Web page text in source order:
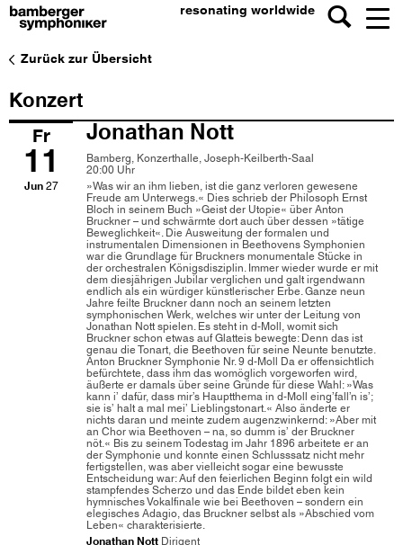
resonating worldwide
Zurück zur Übersicht
Konzert
Fr
11
Jun27
Jonathan Nott
Bamberg, Konzerthalle, Joseph-Keilberth-Saal
20:00 Uhr
»Was wir an ihm lieben, ist die ganz verloren gewesene
Freude am Unterwegs.« Dies schrieb der Philosoph Ernst
Bloch in seinem Buch »Geist der Utopie« über Anton
Bruckner – und schwärmte dort auch über dessen »tätige
Beweglichkeit«. Die Ausweitung der formalen und
instrumentalen Dimensionen in Beethovens Symphonien
war die Grundlage für Bruckners monumentale Stücke in
der orchestralen Königsdisziplin. Immer wieder wurde er mit
dem diesjährigen Jubilar verglichen und galt irgendwann
endlich als ein würdiger künstlerischer Erbe. Ganze neun
Jahre feilte Bruckner dann noch an seinem letzten
symphonischen Werk, welches wir unter der Leitung von
Jonathan Nott spielen. Es steht in d-Moll, womit sich
Bruckner schon etwas auf Glatteis bewegte: Denn das ist
genau die Tonart, die Beethoven für seine Neunte benutzte.
Anton Bruckner Symphonie Nr. 9 d-Moll Da er offensichtlich
befürchtete, dass ihm das womöglich vorgeworfen wird,
äußerte er damals über seine Gründe für diese Wahl: »Was
kann i’ dafür, dass mir’s Hauptthema in d-Moll eing’fall’n is’;
sie is’ halt a mal mei’ Lieblingstonart.« Also änderte er
nichts daran und meinte zudem augenzwinkernd: »Aber mit
an Chor wia Beethoven – na, so dumm is’ der Bruckner
nöt.« Bis zu seinem Todestag im Jahr 1896 arbeitete er an
der Symphonie und konnte einen Schlusssatz nicht mehr
fertigstellen, was aber vielleicht sogar eine bewusste
Entscheidung war: Auf den feierlichen Beginn folgt ein wild
stampfendes Scherzo und das Ende bildet eben kein
hymnisches Vokalfinale wie bei Beethoven – sondern ein
elegisches Adagio, das Bruckner selbst als »Abschied vom
Leben« charakterisierte.